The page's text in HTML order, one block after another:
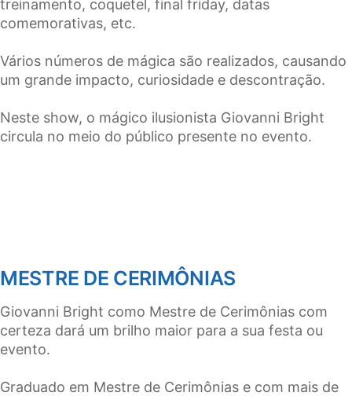
treinamento, coquetel, final friday, datas
comemorativas, etc.
Vários números de mágica são realizados, causando
um grande impacto, curiosidade e descontração.
Neste show, o mágico ilusionista Giovanni Bright
circula no meio do público presente no evento.
MESTRE DE CERIMÔNIAS
Giovanni Bright como Mestre de Cerimônias com
certeza dará um brilho maior para a sua festa ou
evento.
Graduado em Mestre de Cerimônias e com mais de